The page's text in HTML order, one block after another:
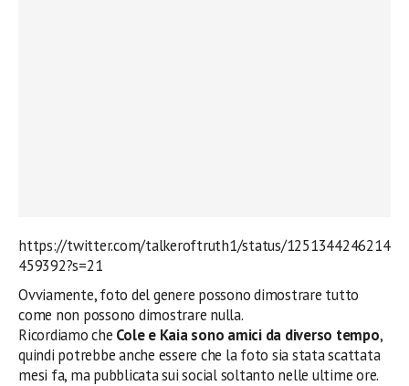
https://twitter.com/talkeroftruth1/status/1251344246214
459392?s=21
Ovviamente, foto del genere possono dimostrare tutto
come non possono dimostrare nulla.
Ricordiamo che Cole e Kaia sono amici da diverso tempo,
quindi potrebbe anche essere che la foto sia stata scattata
mesi fa, ma pubblicata sui social soltanto nelle ultime ore.